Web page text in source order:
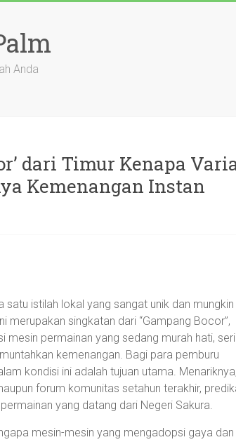
Anda
dari Timur Kenapa
Kemenangan Instan
istilah lokal yang sangat unik dan mungkin
merupakan singkatan dari “Gampang Bocor”,
permainan yang sedang murah hati,
kemenangan. Bagi para pemburu
kondisi ini adalah tujuan utama.
forum komunitas setahun terakhir,
yang datang dari Negeri Sakura.
mesin-mesin yang mengadopsi gaya dan